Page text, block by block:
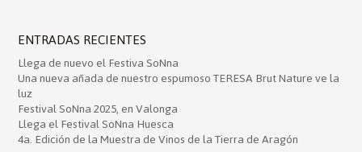
ENTRADAS RECIENTES
Llega de nuevo el Festiva SoNna
Una nueva añada de nuestro espumoso TERESA Brut Nature ve la
luz
Festival SoNna 2025, en Valonga
Llega el Festival SoNna Huesca
4a. Edición de la Muestra de Vinos de la Tierra de Aragón